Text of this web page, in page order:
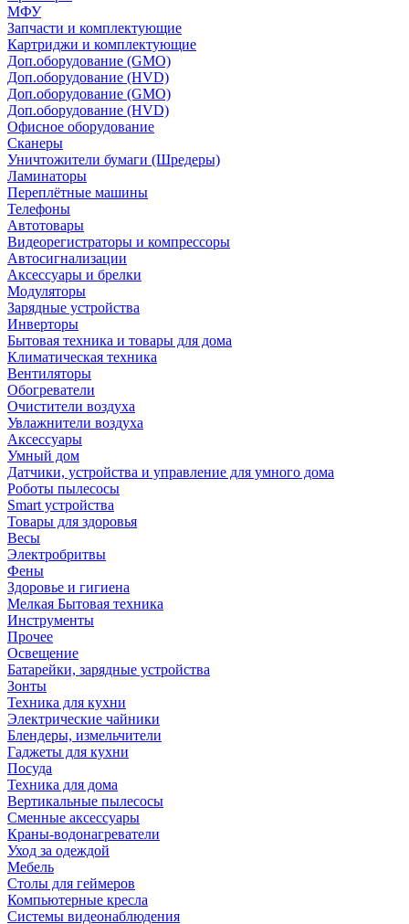
МФУ
Запчасти и комплектующие
Картриджи и комплектующие
Доп.оборудование (GMO)
Доп.оборудование (HVD)
Доп.оборудование (GMO)
Доп.оборудование (HVD)
Офисное оборудование
Сканеры
Уничтожители бумаги (Шредеры)
Ламинаторы
Переплётные машины
Телефоны
Автотовары
Видеорегистраторы и компрессоры
Автосигнализации
Аксессуары и брелки
Модуляторы
Зарядные устройства
Инверторы
Бытовая техника и товары для дома
Климатическая техника
Вентиляторы
Обогреватели
Очистители воздуха
Увлажнители воздуха
Аксессуары
Умный дом
Датчики, устройства и управление для умного дома
Роботы пылесосы
Smart устройства
Товары для здоровья
Весы
Электробритвы
Фены
Здоровье и гигиена
Мелкая Бытовая техника
Инструменты
Прочее
Освещение
Батарейки, зарядные устройства
Зонты
Техника для кухни
Электрические чайники
Блендеры, измельчители
Гаджеты для кухни
Посуда
Техника для дома
Вертикальные пылесосы
Сменные аксессуары
Краны-водонагреватели
Уход за одеждой
Мебель
Столы для геймеров
Компьютерные кресла
Системы видеонаблюдения